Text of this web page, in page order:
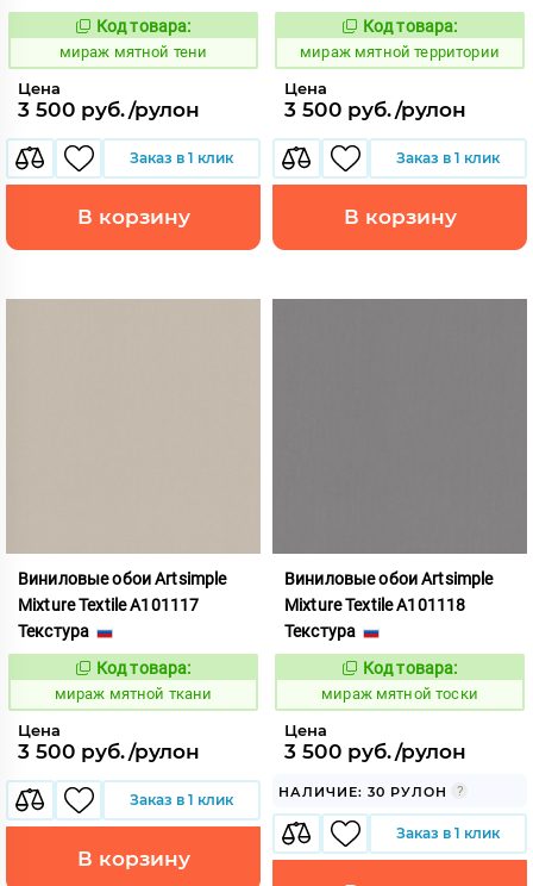
992228
Код товара:
мираж мятной тени
Цена
3 500 руб./рулон
Заказ в 1 клик
В корзину
992229
Код товара:
мираж мятной территории
Цена
3 500 руб./рулон
Заказ в 1 клик
В корзину
Виниловые обои Artsimple
Mixture Textile A101117
Текстура
992230
Код товара:
мираж мятной ткани
Цена
3 500 руб./рулон
Заказ в 1 клик
В корзину
Виниловые обои Artsimple
Mixture Textile A101118
Текстура
992231
Код товара:
мираж мятной тоски
Цена
3 500 руб./рулон
НАЛИЧИЕ: 30 РУЛОН
Заказ в 1 клик